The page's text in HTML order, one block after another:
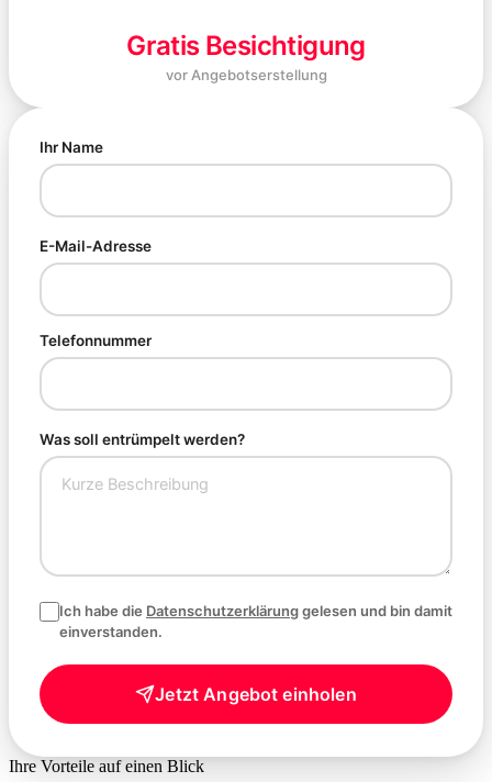
Gratis Besichtigung
vor Angebotserstellung
Ihr Name
E-Mail-Adresse
Telefonnummer
Was soll entrümpelt werden?
Ich habe die Datenschutzerklärunggelesen und bin damit
einverstanden.
Jetzt Angebot einholen
Ihre Vorteile auf einen Blick